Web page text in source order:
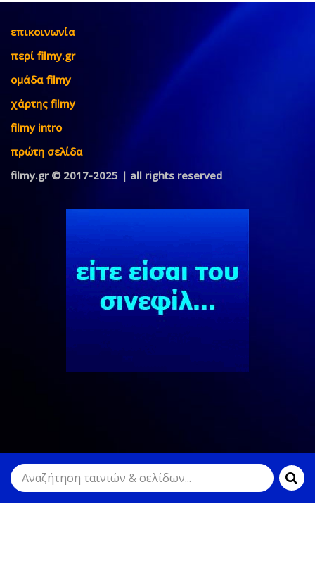
επικοινωνία
περί filmy.gr
ομάδα filmy
χάρτης filmy
filmy intro
πρώτη σελίδα
filmy.gr © 2017-2025 | all rights reserved